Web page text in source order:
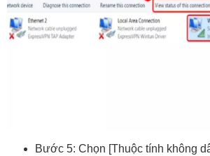
Bước 5: Chọn [Thuộc tính không